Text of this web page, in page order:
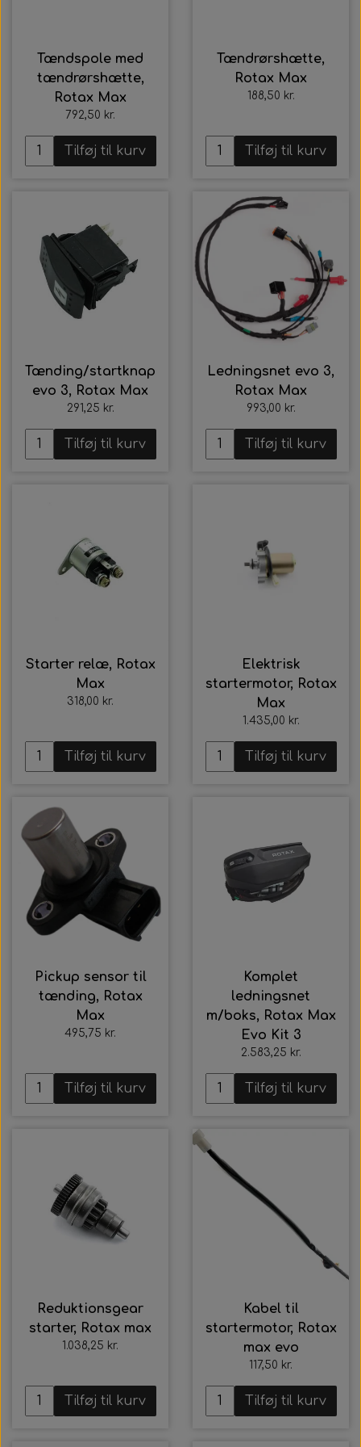
Tank/Bundplade
Rotax udstødning
Rotax Værktøj/tilbehør
Tændspole med
tændrørshætte,
Rotax Max
792,50 kr.
Tilføj til kurv
Tændrørshætte,
Rotax Max
188,50 kr.
Tilføj til kurv
Tænding/startknap
evo 3, Rotax Max
291,25 kr.
Tilføj til kurv
Ledningsnet evo 3,
Rotax Max
993,00 kr.
Tilføj til kurv
Starter relæ, Rotax
Max
318,00 kr.
Tilføj til kurv
Elektrisk
startermotor, Rotax
Max
1.435,00 kr.
Tilføj til kurv
Pickup sensor til
tænding, Rotax
Max
495,75 kr.
Tilføj til kurv
Komplet
ledningsnet
m/boks, Rotax Max
Evo Kit 3
2.583,25 kr.
Tilføj til kurv
Reduktionsgear
starter, Rotax max
1.038,25 kr.
Tilføj til kurv
Kabel til
startermotor, Rotax
max evo
117,50 kr.
Tilføj til kurv